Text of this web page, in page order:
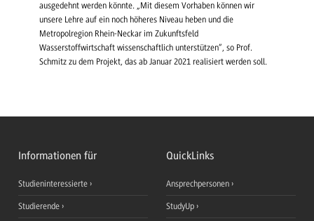
ausgedehnt werden könnte. „Mit diesem Vorhaben können wir
unsere Lehre auf ein noch höheres Niveau heben und die
Metropolregion Rhein-Neckar im Zukunftsfeld
Wasserstoffwirtschaft wissenschaftlich unterstützen“, so Prof.
Schmitz zu dem Projekt, das ab Januar 2021 realisiert werden soll.
Informationen für
Studieninteressierte
Studierende
QuickLinks
Ansprechpersonen
StudyUp